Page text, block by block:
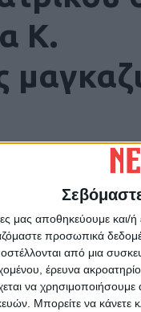
μας αποθηκεύουμε
προσωπικά
από μια
έρευνα
να
Μπορείτε να κάνετε
Κ.
ΝΕΟΣ ΑΓΩΝ στο
της Καρδίτσας και